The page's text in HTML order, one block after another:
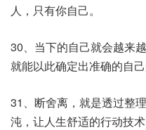
人，只有你自己。
30、当下的自己就会越来
就能以此确定出准确的自己
31、断舍离，就是透过整
沌，让人生舒适的行动技术